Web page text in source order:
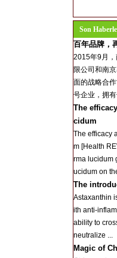
Son
百年品牌，
2015年9月
限公司和南
面的战略合
号企业，拥
The
cidum
The efficacy
m [Health
rma lucidum
ucidum on
The
Astaxanthin
ith anti-
ability to
neutralize ...
Magic of